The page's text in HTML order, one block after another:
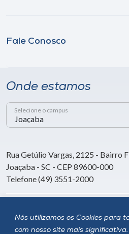
Nós utilizamos os Cookies para
com nosso site mais
Fale Conosco
Onde estamos
Selecione o campus
Rua Getúlio Vargas, 2125 - Bairro
Joaçaba - SC - CEP 89600-000
Telefone (49) 3551-2000
Siga a Unoesc